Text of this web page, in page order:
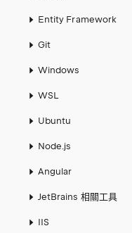
Entity Framework
Git
Windows
WSL
Ubuntu
Node.js
Angular
JetBrains 相關工具
IIS